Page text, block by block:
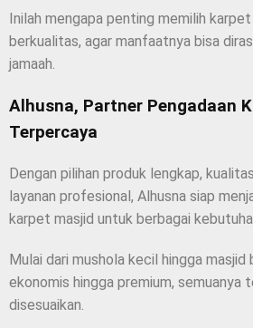
Inilah mengapa penting memilih
berkualitas, agar manfaatnya bisa
jamaah.
Alhusna, Partner Pengadaan
Terpercaya
Dengan pilihan produk lengkap,
layanan profesional, Alhusna siap
karpet masjid untuk berbagai
Mulai dari mushola kecil hingga masjid
ekonomis hingga premium, semuanya
disesuaikan.